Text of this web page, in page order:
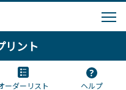
リント
ーダーリスト ヘルプ